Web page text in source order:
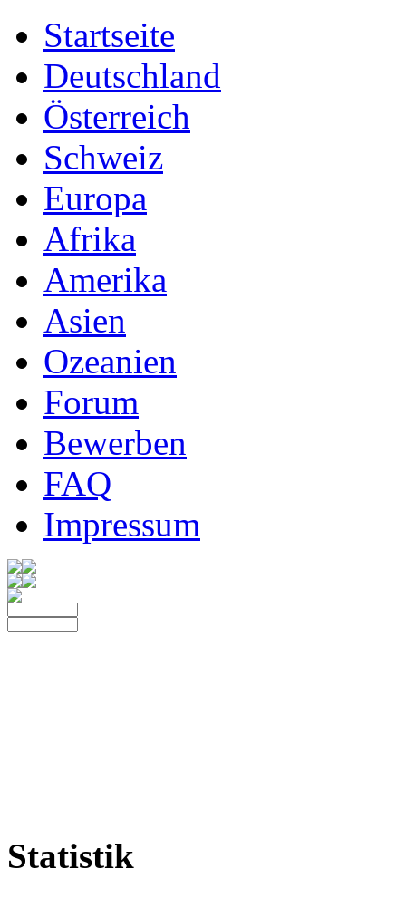
Startseite
Deutschland
Österreich
Schweiz
Europa
Afrika
Amerika
Asien
Ozeanien
Forum
Bewerben
FAQ
Impressum
Statistik